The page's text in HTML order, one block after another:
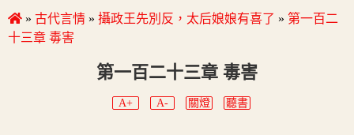
» 古代言情 » 攝政王先別反，太后娘娘有喜了 » 第一百二
十三章 毒害
第一百二十三章 毒害
A+ A- 關燈 聽書